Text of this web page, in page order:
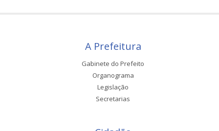
A Prefeitura
Gabinete do Prefeito
Organograma
Legislação
Secretarias